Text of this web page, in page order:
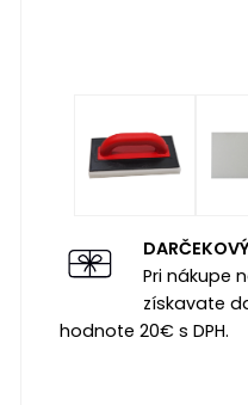
Pri nákupe
získavate
hodnote 20€ s DPH.